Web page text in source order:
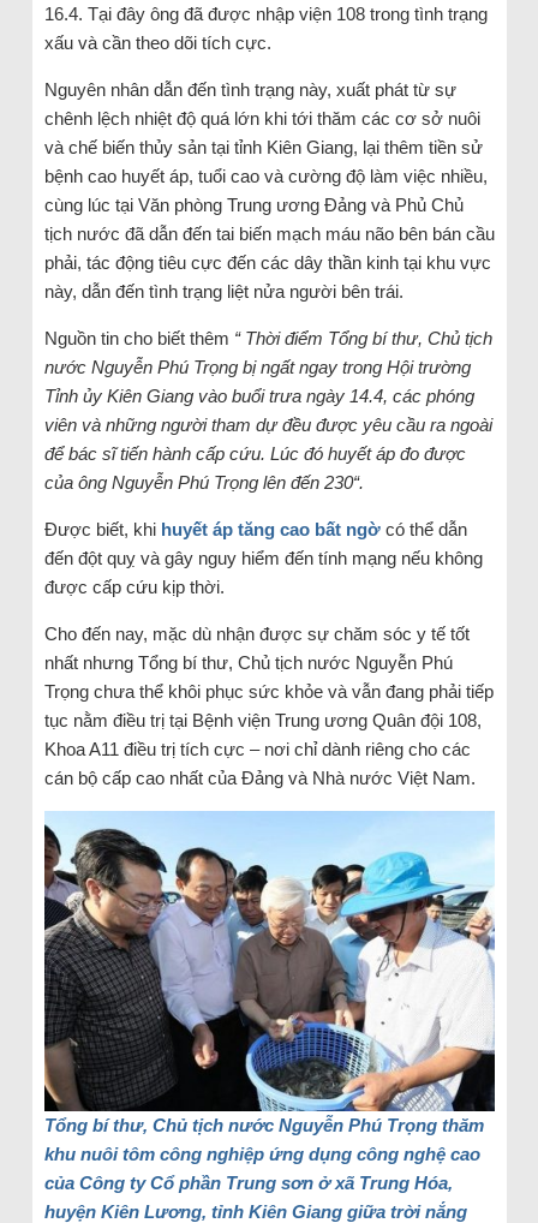
16.4. Tại đây ông đã được nhập viện 108 trong tình trạng
xấu và cần theo dõi tích cực.
Nguyên nhân dẫn đến tình trạng này, xuất phát từ sự
chênh lệch nhiệt độ quá lớn khi tới thăm các cơ sở nuôi
và chế biến thủy sản tại tỉnh Kiên Giang, lại thêm tiền sử
bệnh cao huyết áp, tuổi cao và cường độ làm việc nhiều,
cùng lúc tại Văn phòng Trung ương Đảng và Phủ Chủ
tịch nước đã dẫn đến tai biến mạch máu não bên bán cầu
phải, tác động tiêu cực đến các dây thần kinh tại khu vực
này, dẫn đến tình trạng liệt nửa người bên trái.
Nguồn tin cho biết thêm “ Thời điểm Tổng bí thư, Chủ tịch
nước Nguyễn Phú Trọng bị ngất ngay trong Hội trường
Tỉnh ủy Kiên Giang vào buổi trưa ngày 14.4, các phóng
viên và những người tham dự đều được yêu cầu ra ngoài
để bác sĩ tiến hành cấp cứu. Lúc đó huyết áp đo được
của ông Nguyễn Phú Trọng lên đến 230“.
Được biết, khi huyết áp tăng cao bất ngờcó thể dẫn
đến đột quỵ và gây nguy hiểm đến tính mạng nếu không
được cấp cứu kịp thời.
Cho đến nay, mặc dù nhận được sự chăm sóc y tế tốt
nhất nhưng Tổng bí thư, Chủ tịch nước Nguyễn Phú
Trọng chưa thể khôi phục sức khỏe và vẫn đang phải tiếp
tục nằm điều trị tại Bệnh viện Trung ương Quân đội 108,
Khoa A11 điều trị tích cực – nơi chỉ dành riêng cho các
cán bộ cấp cao nhất của Đảng và Nhà nước Việt Nam.
Tổng bí thư, Chủ tịch nước Nguyễn Phú Trọng thăm
khu nuôi tôm công nghiệp ứng dụng công nghệ cao
của Công ty Cổ phần Trung sơn ở xã Trung Hóa,
huyện Kiên Lương, tỉnh Kiên Giang giữa trời nắng